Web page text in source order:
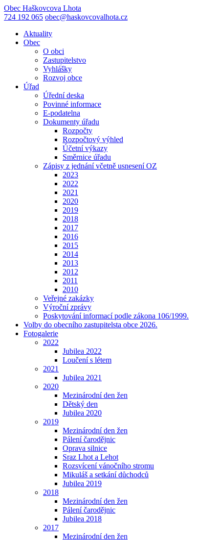
Obec Haškovcova Lhota
724 192 065 obec@haskovcovalhota.cz
Aktuality
Obec
O obci
Zastupitelstvo
Vyhlášky
Rozvoj obce
Úřad
Úřední deska
Povinné informace
E-podatelna
Dokumenty úřadu
Rozpočty
Rozpočtový výhled
Účetní výkazy
Směrnice úřadu
Zápisy z jednání včetně usnesení OZ
2023
2022
2021
2020
2019
2018
2017
2016
2015
2014
2013
2012
2011
2010
Veřejné zakázky
Výroční zprávy
Poskytování informací podle zákona 106/1999.
Volby do obecního zastupitelsta obce 2026.
Fotogalerie
2022
Jubilea 2022
Loučení s létem
2021
Jubilea 2021
2020
Mezinárodní den žen
Dětský den
Jubilea 2020
2019
Mezinárodní den žen
Pálení čarodějnic
Oprava silnice
Sraz Lhot a Lehot
Rozsvícení vánočního stromu
Mikuláš a setkání důchodců
Jubilea 2019
2018
Mezinárodní den žen
Pálení čarodějnic
Jubilea 2018
2017
Mezinárodní den žen